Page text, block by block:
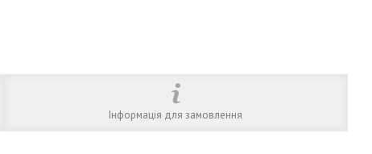
Інформація для замовлення